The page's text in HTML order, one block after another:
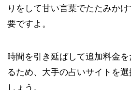
りをして甘い言葉でたたみか
要ですよ。
時間を引き延ばして追加料金
るため、大手の占いサイトを
しょう。